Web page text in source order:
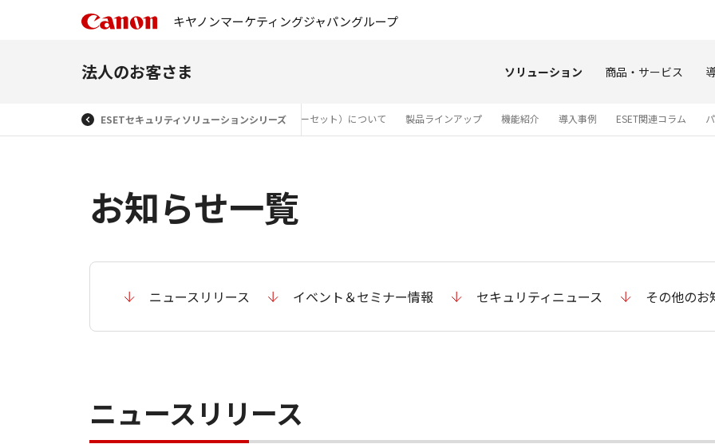
キヤノンマーケティングジャパングループ
法人のお客さま ソリューション 商品・サービス
ESETセキュリティソリューションシリーズ
規約 ESET（イーセット）について 製品ラインアップ 機能紹介 導入事例 ESET関連コラム
お知らせ一覧
ニュースリリース イベント＆セミナー情報 セキュリティニュース その他のお
ニュースリリース